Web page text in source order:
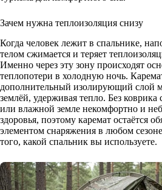
Зачем нужна теплоизоляция снизу
Когда человек лежит в спальнике,
телом сжимается и теряет
Именно через эту зону происходят
теплопотери в холодную ночь.
дополнительный изолирующий слой
землёй, удерживая тепло. Без коврика
или влажной земле некомфортно и
здоровья, поэтому каремат остаётся
элементом снаряжения в любом
того, какой спальник вы используете.